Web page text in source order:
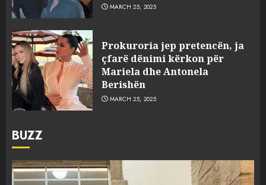
MARCH 25, 2025
Prokuroria jep pretencën, ja
çfarë dënimi kërkon për
Mariela dhe Antonela
Berishën
MARCH 25, 2025
BUZZ